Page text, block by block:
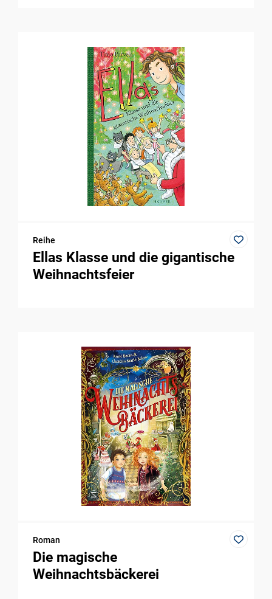
Reihe
Ellas Klasse und die gigantische
Weihnachtsfeier
Roman
Die magische
Weihnachtsbäckerei